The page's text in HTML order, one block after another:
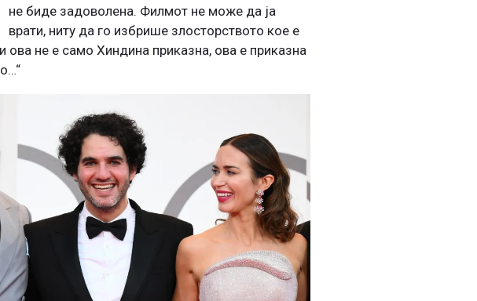
не биде задоволена. Филмот не може да ја
врати, ниту да го избрише злосторството кое е
ова не е само Хиндина приказна, ова е приказна